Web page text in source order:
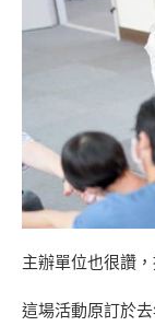
主辦單位也很讚
這場活動原訂於